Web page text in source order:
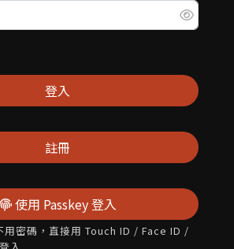
申請
登入
註冊
使用 Passkey 登入
用密碼，直接用 Touch ID / Face ID /